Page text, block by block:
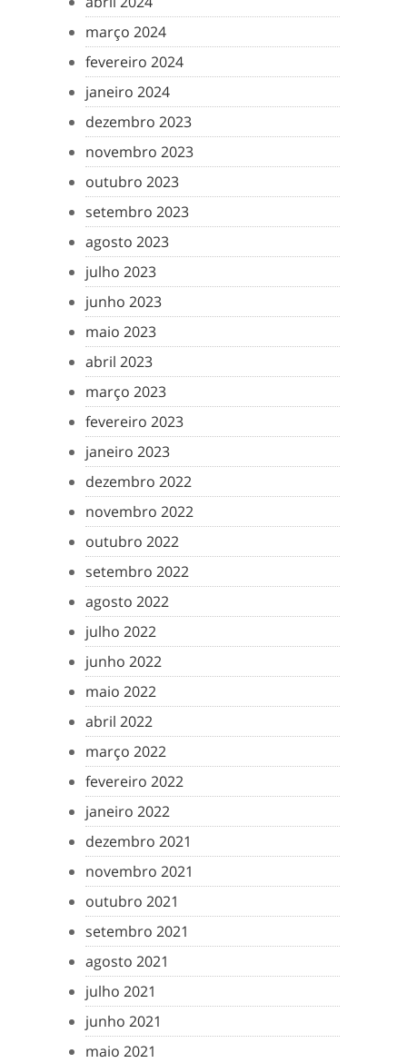
março 2024
fevereiro 2024
janeiro 2024
dezembro 2023
novembro 2023
outubro 2023
setembro 2023
agosto 2023
julho 2023
junho 2023
maio 2023
abril 2023
março 2023
fevereiro 2023
janeiro 2023
dezembro 2022
novembro 2022
outubro 2022
setembro 2022
agosto 2022
julho 2022
junho 2022
maio 2022
abril 2022
março 2022
fevereiro 2022
janeiro 2022
dezembro 2021
novembro 2021
outubro 2021
setembro 2021
agosto 2021
julho 2021
junho 2021
maio 2021